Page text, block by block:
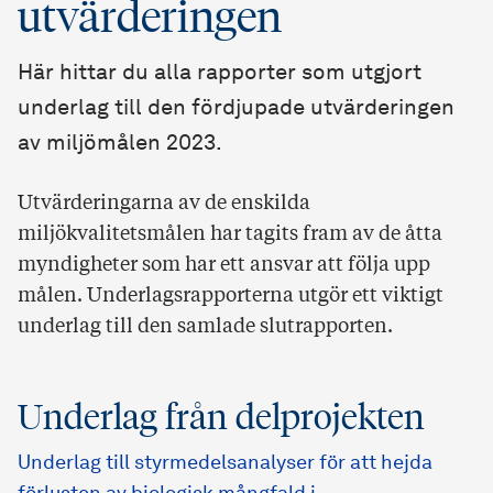
utvärderingen
Här hittar du alla rapporter som utgjort
underlag till den fördjupade utvärderingen
av miljömålen 2023.
Utvärderingarna av de enskilda
miljökvalitetsmålen har tagits fram av de åtta
myndigheter som har ett ansvar att följa upp
målen. Underlagsrapporterna utgör ett viktigt
underlag till den samlade slutrapporten.
Underlag från delprojekten
Underlag till styrmedelsanalyser för att hejda